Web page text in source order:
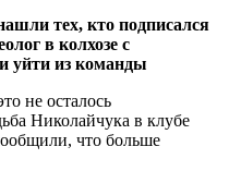
тех, кто подписался
в колхозе с
уйти из команды
не осталось
Николайчука в клубе
что больше